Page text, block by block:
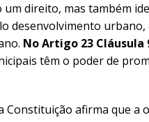
um direito, mas também
desenvolvimento urbano,
No Artigo 23 Cláusula
têm o poder de
Constituição afirma que a